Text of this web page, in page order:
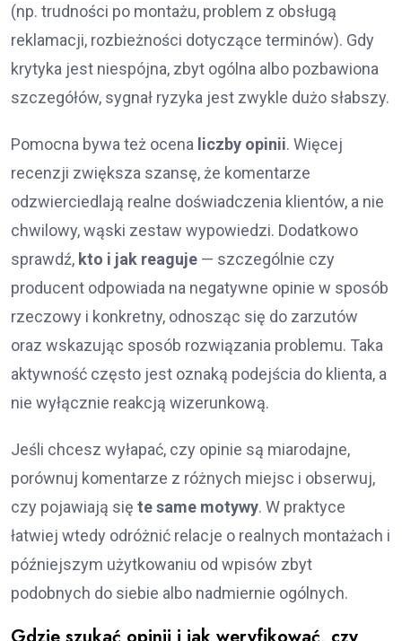
(np. trudności po montażu, problem z obsługą
reklamacji, rozbieżności dotyczące terminów). Gdy
krytyka jest niespójna, zbyt ogólna albo pozbawiona
szczegółów, sygnał ryzyka jest zwykle dużo słabszy.
Pomocna bywa też ocena liczby opinii. Więcej
recenzji zwiększa szansę, że komentarze
odzwierciedlają realne doświadczenia klientów, a nie
chwilowy, wąski zestaw wypowiedzi. Dodatkowo
sprawdź, kto i jak reaguje — szczególnie czy
producent odpowiada na negatywne opinie w sposób
rzeczowy i konkretny, odnosząc się do zarzutów
oraz wskazując sposób rozwiązania problemu. Taka
aktywność często jest oznaką podejścia do klienta, a
nie wyłącznie reakcją wizerunkową.
Jeśli chcesz wyłapać, czy opinie są miarodajne,
porównuj komentarze z różnych miejsc i obserwuj,
czy pojawiają się te same motywy. W praktyce
łatwiej wtedy odróżnić relacje o realnych montażach i
późniejszym użytkowaniu od wpisów zbyt
podobnych do siebie albo nadmiernie ogólnych.